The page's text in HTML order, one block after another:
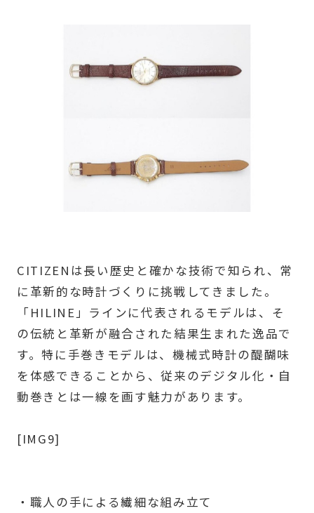
CITIZENは長い歴史と確かな技術で知られ、常
に革新的な時計づくりに挑戦してきました。
「HILINE」ラインに代表されるモデルは、そ
の伝統と革新が融合された結果生まれた逸品で
す。特に手巻きモデルは、機械式時計の醍醐味
を体感できることから、従来のデジタル化・自
動巻きとは一線を画す魅力があります。
[IMG9]
・職人の手による繊細な組み立て